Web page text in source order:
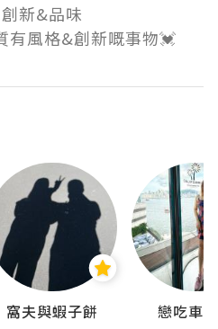
新&品味
有風格&創新嘅事物💓
窩夫與蝦子餅 戀吃車